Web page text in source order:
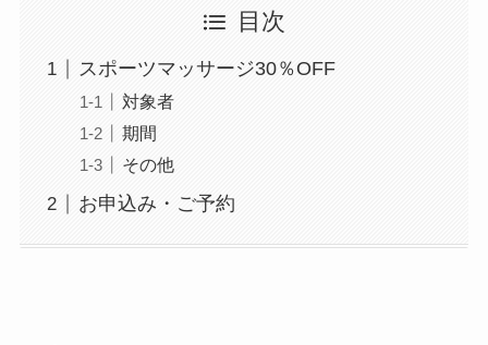
目次
スポーツマッサージ30％OFF
対象者
期間
その他
お申込み・ご予約